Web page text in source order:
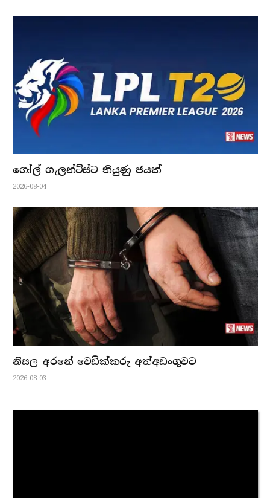
ගෝල් ගැලන්ට්ස්ට තියුණු ජයක්
2026-08-04
නිසල අරනේ වෙඩික්කරු අත්අඩංගුවට
2026-08-03